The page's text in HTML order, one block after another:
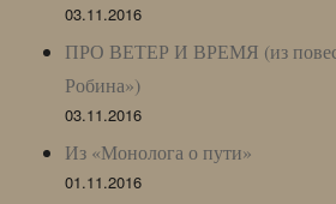
03.11.2016
ПРО ВЕТЕР И ВРЕМЯ (из
Робина»)
03.11.2016
Из «Монолога о пути»
01.11.2016